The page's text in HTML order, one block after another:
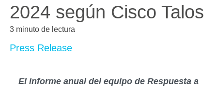
2024 según Cisco Talos
3 minuto de lectura
Press Release
El informe anual del equipo de Respuesta a